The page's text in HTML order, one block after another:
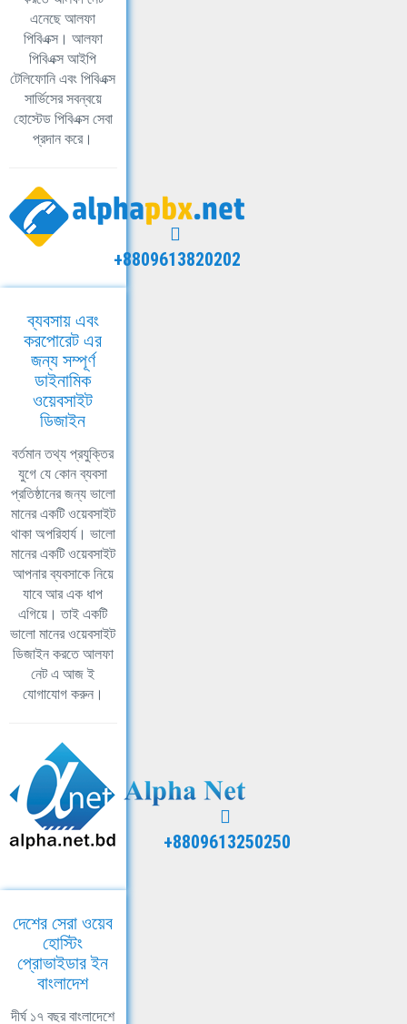
এনেছে আলফা
পিবিএক্স। আলফা
পিবিএক্স আইপি
টেলিফোনি এবং পিবিএক্স
সার্ভিসের সবন্বয়ে
হোস্টেড পিবিএক্স সেবা
প্রদান করে।
+8809613820202
ব্যবসায় এবং
করপোরেট এর
জন্য সম্পূর্ণ
ডাইনামিক
ওয়েবসাইট
ডিজাইন
বর্তমান তথ্য প্রযুক্তির
যুগে যে কোন ব্যবসা
প্রতিষ্ঠানের জন্য ভালো
মানের একটি ওয়েবসাইট
থাকা অপরিহার্য। ভালো
মানের একটি ওয়েবসাইট
আপনার ব্যবসাকে নিয়ে
যাবে আর এক ধাপ
এগিয়ে। তাই একটি
ভালো মানের ওয়েবসাইট
ডিজাইন করতে আলফা
নেট এ আজ ই
যোগাযোগ করুন।
+8809613250250
দেশের সেরা ওয়েব
হোস্টিং
প্রোভাইডার ইন
বাংলাদেশ
দীর্ঘ ১৭ বছর বাংলাদেশে